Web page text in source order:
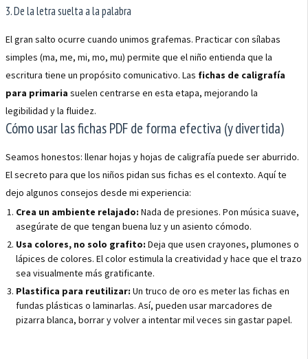
3. De la letra suelta a la palabra
El gran salto ocurre cuando unimos grafemas. Practicar con sílabas
simples (ma, me, mi, mo, mu) permite que el niño entienda que la
escritura tiene un propósito comunicativo. Las fichas de caligrafía
para primaria suelen centrarse en esta etapa, mejorando la
legibilidad y la fluidez.
Cómo usar las fichas PDF de forma efectiva (y divertida)
Seamos honestos: llenar hojas y hojas de caligrafía puede ser aburrido.
El secreto para que los niños pidan sus fichas es el contexto. Aquí te
dejo algunos consejos desde mi experiencia:
Crea un ambiente relajado: Nada de presiones. Pon música suave,
asegúrate de que tengan buena luz y un asiento cómodo.
Usa colores, no solo grafito: Deja que usen crayones, plumones o
lápices de colores. El color estimula la creatividad y hace que el trazo
sea visualmente más gratificante.
Plastifica para reutilizar: Un truco de oro es meter las fichas en
fundas plásticas o laminarlas. Así, pueden usar marcadores de
pizarra blanca, borrar y volver a intentar mil veces sin gastar papel.